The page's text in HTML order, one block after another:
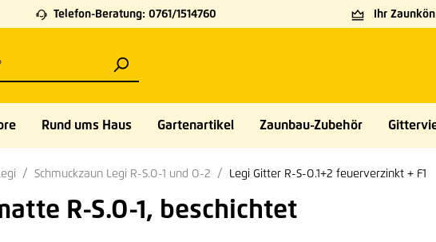
Telefon-Beratung: 0761/1514760 Ihr
Rund ums Haus Gartenartikel Zaunbau-Zubehör
Schmuckzaun Legi R-S.O-1 und O-2 Legi Gitter R-S-O.1+2 feuerverzinkt + F1
R-S.O-1, beschichtet